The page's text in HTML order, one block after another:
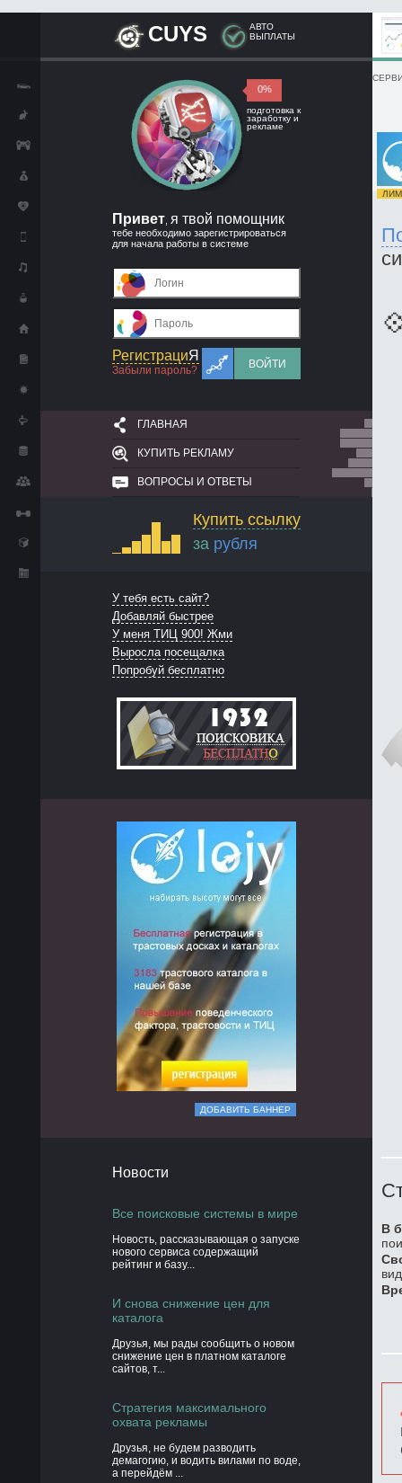
CUYS
АВТО
ВЫПЛАТЫ
0%
подготовка к
заработку и
рекламе
Привет я твой помощник
тебе необходимо зарегистрироваться
для начала работы в системе
РегистрациЯ
Забыли пароль?
ВОЙТИ
ГЛАВНАЯ
КУПИТЬ РЕКЛАМУ
ВОПРОСЫ И ОТВЕТЫ
Купить ссылку
за рубля
У тебя есть сайт?
Добавляй быстрее
У меня ТИЦ 900! Жми
Выросла посещалка
Попробуй бесплатно
ДОБАВИТЬ БАННЕР
Новости
Все поисковые системы в мире
Новость, рассказывающая о запуске
нового сервиса содержащий
рейтинг и базу...
И снова снижение цен для
каталога
Друзья, мы рады сообщить о новом
снижение цен в платном каталоге
сайтов, т...
Стратегия максимального
охвата рекламы
Друзья, не будем разводить
демагогию, и водить вилами по воде,
а перейдём ...
В